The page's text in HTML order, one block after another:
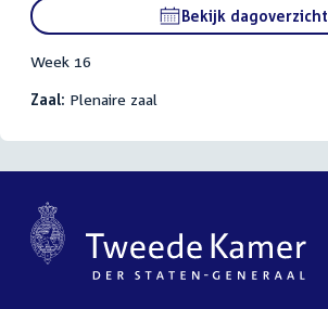
Bekijk dagoverzicht
Week 16
Zaal: Plenaire zaal